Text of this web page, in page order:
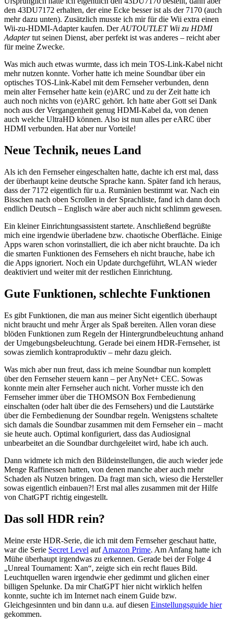
den 43DU7172 erhalten, der eine Ecke besser ist als der 7170 (auch
mehr dazu unten). Zusätzlich musste ich mir für die Wii extra einen
Wii-zu-HDMI-Adapter kaufen. DerAUTOUTLET Wii zu HDMI
Adaptertut seinen Dienst, aber perfekt ist was anderes – reicht aber
für meine Zwecke.
Was mich auch etwas wurmte, dass ich mein TOS-Link-Kabel nicht
mehr nutzen konnte. Vorher hatte ich meine Soundbar über ein
optisches TOS-Link-Kabel mit dem Fernseher verbunden, denn
mein alter Fernseher hatte kein (e)ARC und zu der Zeit hatte ich
auch noch nichts von (e)ARC gehört. Ich hatte aber Gott sei Dank
noch aus der Vergangenheit genug HDMI-Kabel da, von denen
auch welche UltraHD können. Also ist nun alles per eARC über
HDMI verbunden. Hat aber nur Vorteile!
Neue Technik, neues Land
Als ich den Fernseher eingeschalten hatte, dachte ich erst mal, dass
der überhaupt keine deutsche Sprache kann. Später fand ich heraus,
dass der 7172 eigentlich für u.a. Rumänien bestimmt war. Nach ein
Bisschen nach oben Scrollen in der Sprachliste, fand ich dann doch
endlich Deutsch – Englisch wäre aber auch nicht schlimm gewesen.
Ein kleiner Einrichtungsassistent startete. Anschließend begrüßte
mich eine irgendwie überladene bzw. chaotische Oberfläche. Einige
Apps waren schon vorinstalliert, die ich aber nicht brauchte. Da ich
die smarten Funktionen des Fernsehers eh nicht brauche, habe ich
die Apps ignoriert. Noch ein Update durchgeführt, WLAN wieder
deaktiviert und weiter mit der restlichen Einrichtung.
Gute Funktionen, schlechte Funktionen
Es gibt Funktionen, die man aus meiner Sicht eigentlich überhaupt
nicht braucht und mehr Ärger als Spaß bereiten. Allen voran diese
blöden Funktionen zum Regeln der Hintergrundbeleuchtung anhand
der Umgebungsbeleuchtung. Gerade bei einem HDR-Fernseher, ist
sowas ziemlich kontraproduktiv – mehr dazu gleich.
Was mich aber nun freut, dass ich meine Soundbar nun komplett
über den Fernseher steuern kann – per AnyNet+ CEC. Sowas
konnte mein alter Fernseher auch nicht. Vorher musste ich den
Fernseher immer über die THOMSON Box Fernbedienung
einschalten (oder halt über die des Fernsehers) und die Lautstärke
über die Fernbedienung der Soundbar regeln. Wenigstens schaltete
sich damals die Soundbar zusammen mit dem Fernseher ein – macht
sie heute auch. Optimal konfiguriert, dass das Audiosignal
unbearbeitet an die Soundbar durchgeleitet wird, habe ich auch.
Dann widmete ich mich den Bildeinstellungen, die auch wieder jede
Menge Raffinessen hatten, von denen manche aber auch mehr
Schaden als Nutzen bringen. Da fragt man sich, wieso die Hersteller
sowas eigentlich einbauen?! Erst mal alles zusammen mit der Hilfe
von ChatGPT richtig eingestellt.
Das soll HDR rein?
Meine erste HDR-Serie, die ich mit dem Fernseher geschaut hatte,
war die Serie Secret Level aufAmazon Prime. Am Anfang hatte ich
Mühe überhaupt irgendwas zu erkennen. Gerade bei der Folge 4
„Unreal Tournament: Xan“, zeigte sich ein recht flaues Bild.
Leuchtquellen waren irgendwie eher gedimmt und glichen einer
billigen Spelunke. Da mir ChatGPT hier nicht wirklich helfen
konnte, suchte ich im Internet nach einem Guide bzw.
Gleichgesinnten und bin dann u.a. auf diesen Einstellungsguide hier
gekommen.